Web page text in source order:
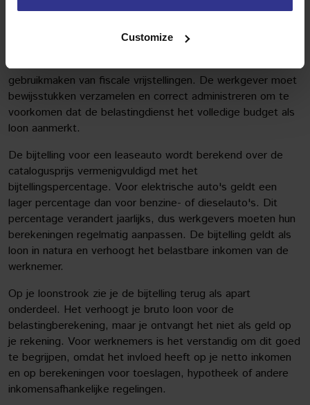
Customize
besteden, moet de werkgever monitoren waarvoor het
andere duurzame vervoersvormen kunnen vaak
gebruikmaken van fiscale vrijstellingen. De werkgever moet
bewijsstukken verzamelen en correct administreren om te
voorkomen dat de belastingdienst het volledige budget als
loon aanmerkt.
De bijtelling voor een leaseauto wordt berekend over de
catalogusprijs vermenigvuldigd met het
bijtellingspercentage. Voor elektrische auto's geldt een
lager percentage dan voor benzine- of dieselauto's. Dit
percentage verandert jaarlijks, dus werkgevers moeten hun
berekeningen regelmatig aanpassen. De bijtelling geldt als
loon in natura en verhoogt het belastbare inkomen van de
werknemer.
Op je loonstrook zie je de bijtelling terug als apart
onderdeel. Het verhoogt je bruto loon voor de
belastingberekening, maar je ontvangt het niet als geld op
je rekening. Voor werknemers is het verstandig om dit goed
te begrijpen, omdat het invloed heeft op je netto inkomen
en op berekeningen voor toeslagen, hypotheek of andere
inkomensafhankelijke regelingen.